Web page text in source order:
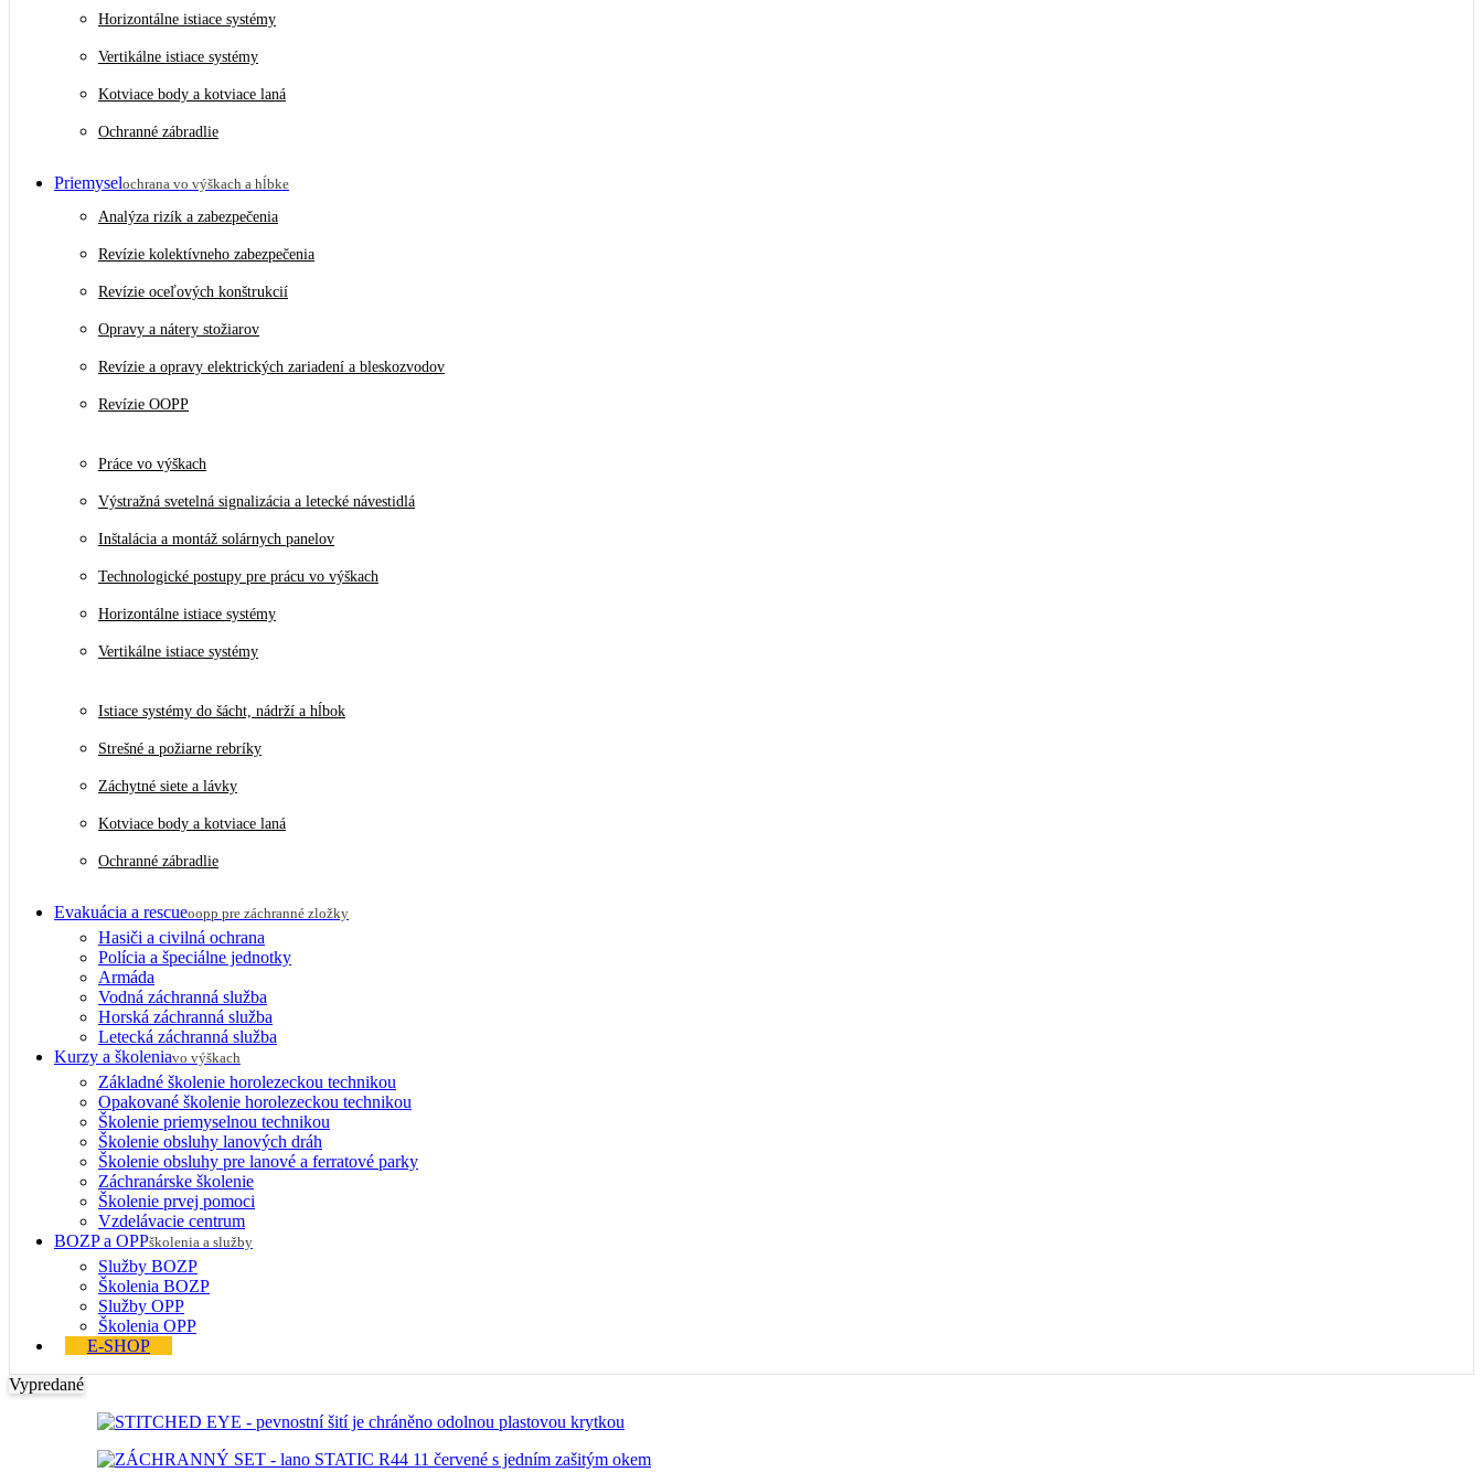
Horizontálne istiace systémy
Vertikálne istiace systémy
Kotviace body a kotviace laná
Ochranné zábradlie
Priemyselochrana vo výškach a hĺbke
Analýza rizík a zabezpečenia
Revízie kolektívneho zabezpečenia
Revízie oceľových konštrukcií
Opravy a nátery stožiarov
Revízie a opravy elektrických zariadení a bleskozvodov
Revízie OOPP
Práce vo výškach
Výstražná svetelná signalizácia a letecké návestidlá
Inštalácia a montáž solárnych panelov
Technologické postupy pre prácu vo výškach
Horizontálne istiace systémy
Vertikálne istiace systémy
Istiace systémy do šácht, nádrží a hĺbok
Strešné a požiarne rebríky
Záchytné siete a lávky
Kotviace body a kotviace laná
Ochranné zábradlie
Evakuácia a rescueoopp pre záchranné zložky
Hasiči a civilná ochrana
Polícia a špeciálne jednotky
Armáda
Vodná záchranná služba
Horská záchranná služba
Letecká záchranná služba
Kurzy a školeniavo výškach
Základné školenie horolezeckou technikou
Opakované školenie horolezeckou technikou
Školenie priemyselnou technikou
Školenie obsluhy lanových dráh
Školenie obsluhy pre lanové a ferratové parky
Záchranárske školenie
Školenie prvej pomoci
Vzdelávacie centrum
BOZP a OPPškolenia a služby
Služby BOZP
Školenia BOZP
Služby OPP
Školenia OPP
E-SHOP
Vypredané